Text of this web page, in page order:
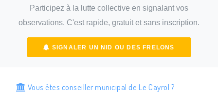
Participez à la lutte collective en signalant vos
observations. C'est rapide, gratuit et sans inscription.
SIGNALER UN NID OU DES FRELONS
Vous êtes conseiller municipal de Le Cayrol ?